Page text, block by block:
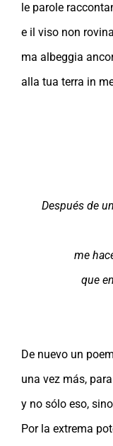
le parole
e il viso non
ma albeggia
alla tua terra in
Después de
me
que
De nuevo un
una vez más,
y no sólo eso,
Por la extrema